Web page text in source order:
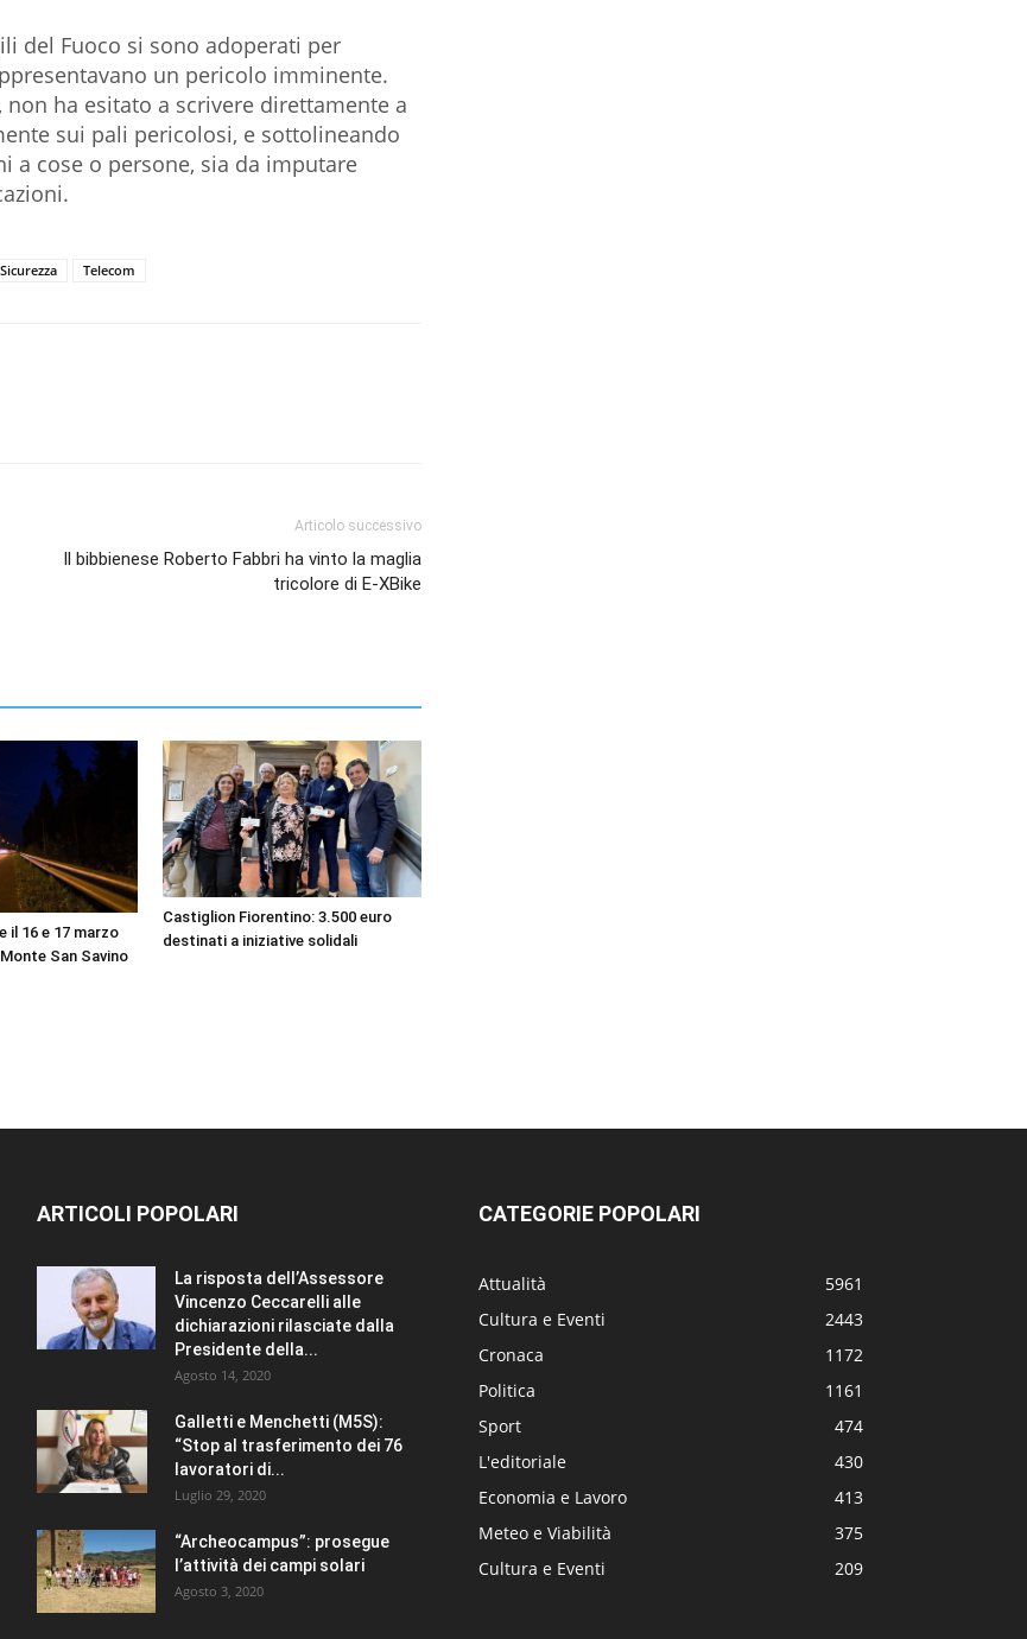
del Fuoco si sono adoperati per
un pericolo imminente.
ha esitato a scrivere direttamente a
sui pali pericolosi, e sottolineando
a cose o persone, sia da imputare
Sicurezza Telecom
Articolo successivo
Il bibbienese Roberto Fabbri ha vinto la maglia
tricolore di E-XBike
il 16 e 17 marzo
San Savino
Castiglion Fiorentino: 3.500 euro
destinati a iniziative solidali
ARTICOLI POPOLARI
La risposta dell’Assessore
Vincenzo Ceccarelli alle
dichiarazioni rilasciate dalla
Presidente della...
Agosto 14, 2020
Galletti e Menchetti (M5S):
“Stop al trasferimento dei 76
lavoratori di...
Luglio 29, 2020
“Archeocampus”: prosegue
l’attività dei campi solari
Agosto 3, 2020
CATEGORIE POPOLARI
Attualità
5961
Cultura e Eventi
2443
Cronaca
1172
Politica
1161
Sport
474
L'editoriale
430
Economia e Lavoro
413
Meteo e Viabilità
375
Cultura e Eventi
209